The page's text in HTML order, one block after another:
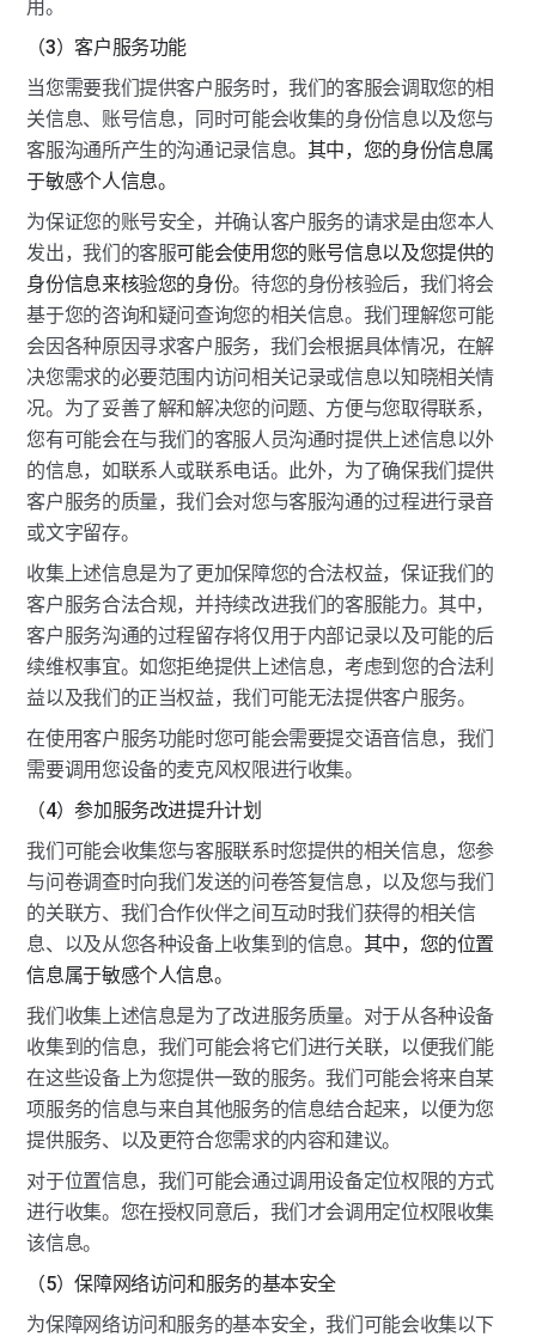
用。
（3）客户服务功能
当您需要我们提供客户服务时，我们的客服会调取您的相
关信息、账号信息，同时可能会收集的身份信息以及您与
客服沟通所产生的沟通记录信息。 其中，您的身份信息属
于敏感个人信息。
为保证您的账号安全，并确认客户服务的请求是由您本人
发出，我们的客服可能会使用您的账号信息以及您提供的
身份信息来核验您的身份。待您的身份核验后，我们将会
基于您的咨询和疑问查询您的相关信息。我们理解您可能
会因各种原因寻求客户服务，我们会根据具体情况，在解
决您需求的必要范围内访问相关记录或信息以知晓相关情
况。为了妥善了解和解决您的问题、方便与您取得联系，
您有可能会在与我们的客服人员沟通时提供上述信息以外
的信息，如联系人或联系电话。此外，为了确保我们提供
客户服务的质量，我们会对您与客服沟通的过程进行录音
或文字留存。
收集上述信息是为了更加保障您的合法权益，保证我们的
客户服务合法合规，并持续改进我们的客服能力。其中，
客户服务沟通的过程留存将仅用于内部记录以及可能的后
续维权事宜。如您拒绝提供上述信息，考虑到您的合法利
益以及我们的正当权益，我们可能无法提供客户服务。
在使用客户服务功能时您可能会需要提交语音信息，我们
需要调用您设备的麦克风权限进行收集。
（4）参加服务改进提升计划
我们可能会收集您与客服联系时您提供的相关信息，您参
与问卷调查时向我们发送的问卷答复信息，以及您与我们
的关联方、我们合作伙伴之间互动时我们获得的相关信
息、以及从您各种设备上收集到的信息。 其中，您的位置
信息属于敏感个人信息。
我们收集上述信息是为了改进服务质量。对于从各种设备
收集到的信息，我们可能会将它们进行关联，以便我们能
在这些设备上为您提供一致的服务。我们可能会将来自某
项服务的信息与来自其他服务的信息结合起来，以便为您
提供服务、以及更符合您需求的内容和建议。
对于位置信息，我们可能会通过调用设备定位权限的方式
进行收集。您在授权同意后，我们才会调用定位权限收集
该信息。
（5）保障网络访问和服务的基本安全
为保障网络访问和服务的基本安全，我们可能会收集以下